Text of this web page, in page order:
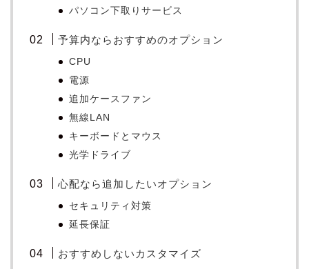
パソコン下取りサービス
予算内ならおすすめのオプション
CPU
電源
追加ケースファン
無線LAN
キーボードとマウス
光学ドライブ
心配なら追加したいオプション
セキュリティ対策
延長保証
おすすめしないカスタマイズ